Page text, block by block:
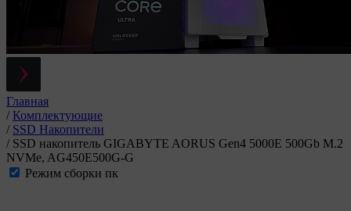
Главная
/ Комплектующие
/ SSD Накопители
/ SSD накопитель GIGABYTE AORUS Gen4 5000E 500Gb M.2
NVMe, AG450E500G-G
Режим сборки пк